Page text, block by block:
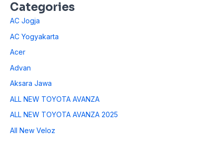
Categories
AC Jogja
AC Yogyakarta
Acer
Advan
Aksara Jawa
ALL NEW TOYOTA AVANZA
ALL NEW TOYOTA AVANZA 2025
All New Veloz